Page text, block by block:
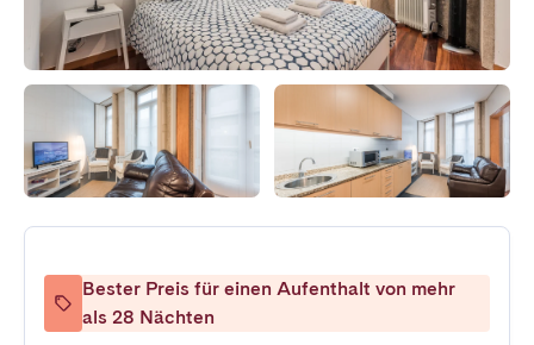
Bester Preis für einen Aufenthalt von mehr
als 28 Nächten